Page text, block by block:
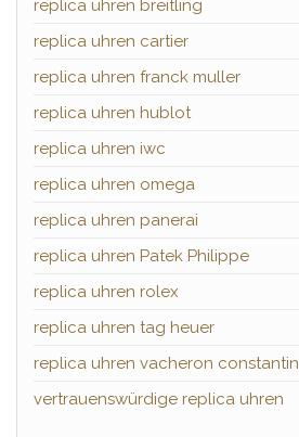
replica uhren breitling
replica uhren cartier
replica uhren franck muller
replica uhren hublot
replica uhren iwc
replica uhren omega
replica uhren panerai
replica uhren Patek Philippe
replica uhren rolex
replica uhren tag heuer
replica uhren vacheron constantin
vertrauenswürdige replica uhren